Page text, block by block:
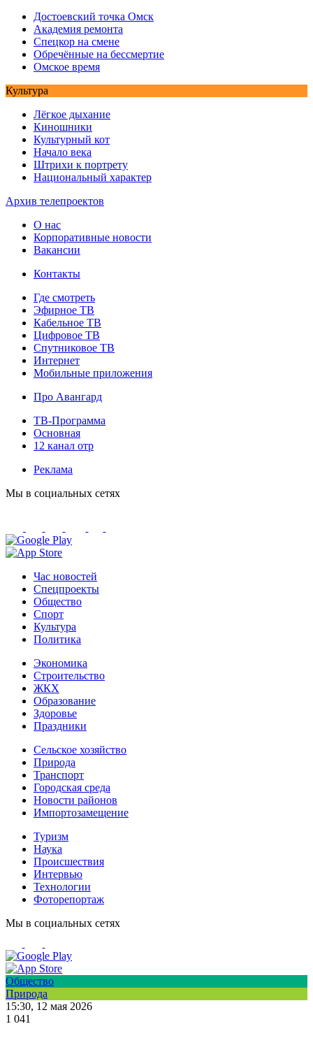
Достоевский точка Омск
Академия ремонта
Спецкор на смене
Обречённые на бессмертие
Омское время
Культура
Лёгкое дыхание
Киношники
Культурный кот
Начало века
Штрихи к портрету
Национальный характер
Архив телепроектов
О нас
Корпоративные новости
Вакансии
Контакты
Где смотреть
Эфирное ТВ
Кабельное ТВ
Цифровое ТВ
Спутниковое ТВ
Интернет
Мобильные приложения
Про Авангард
ТВ-Программа
Основная
12 канал отр
Реклама
Мы в социальных сетях
Час новостей
Спецпроекты
Общество
Спорт
Культура
Политика
Экономика
Строительство
ЖКХ
Образование
Здоровье
Праздники
Сельское хозяйство
Природа
Транспорт
Городская среда
Новости районов
Импортозамещение
Туризм
Наука
Происшествия
Интервью
Технологии
Фоторепортаж
Мы в социальных сетях
Общество
Природа
15:30, 12 мая 2026
1 041